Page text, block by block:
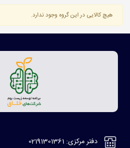
هیچ کالایی در این گروه وجود ندارد.
دفتر مرکزی: 02191301361